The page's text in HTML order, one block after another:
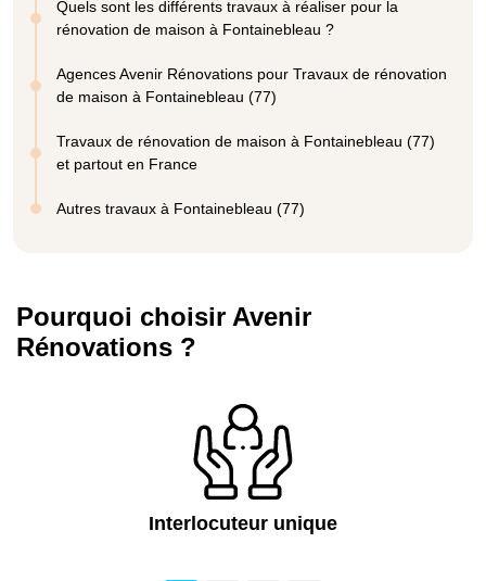
Quels sont les différents travaux à réaliser pour la
rénovation de maison à Fontainebleau ?
Agences Avenir Rénovations pour Travaux de rénovation
de maison à Fontainebleau (77)
Travaux de rénovation de maison à Fontainebleau (77)
et partout en France
Autres travaux à Fontainebleau (77)
Pourquoi choisir Avenir
Rénovations ?
Interlocuteur unique